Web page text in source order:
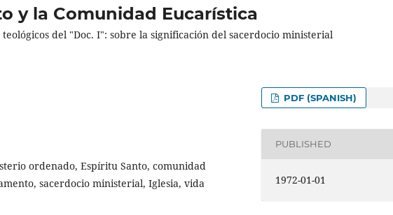
y la Comunidad Eucarística
del "Doc. I": sobre la significación del sacerdocio ministerial
ordenado, Espíritu Santo, comunidad
sacerdocio ministerial, Iglesia, vida
PDF (SPANISH)
PUBLISHED
1972-01-01